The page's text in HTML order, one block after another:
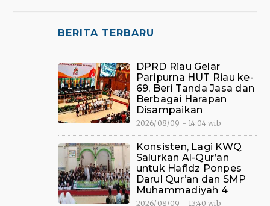
BERITA TERBARU
DPRD Riau Gelar
Paripurna HUT Riau ke-
69, Beri Tanda Jasa dan
Berbagai Harapan
Disampaikan
2026/08/09 - 14:04 wib
Konsisten, Lagi KWQ
Salurkan Al-Qur’an
untuk Hafidz Ponpes
Darul Qur’an dan SMP
Muhammadiyah 4
2026/08/09 - 13:40 wib